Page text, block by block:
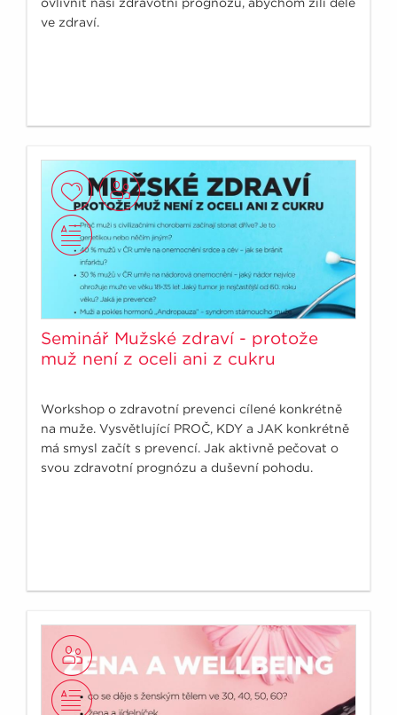
ve zdraví.
Seminář Mužské zdraví - protože
muž není z oceli ani z cukru
Workshop o zdravotní prevenci cílené konkrétně
na muže. Vysvětlující PROČ, KDY a JAK konkrétně
má smysl začít s prevencí. Jak aktivně pečovat o
svou zdravotní prognózu a duševní pohodu.